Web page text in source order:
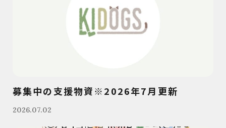
募集中の支援物資※2026年7月更新
2026.07.02